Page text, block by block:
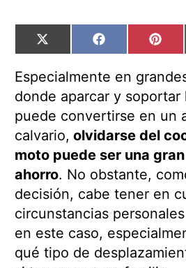
Compartir
en
X
(Twitter)
Compartir
en
Facebook
en
Especialmente en
donde aparcar y soportar
puede convertirse en un
calvario, olvidarse del
moto puede ser una
ahorro. No obstante,
decisión, cabe tener en
circunstancias
en este caso,
qué tipo de